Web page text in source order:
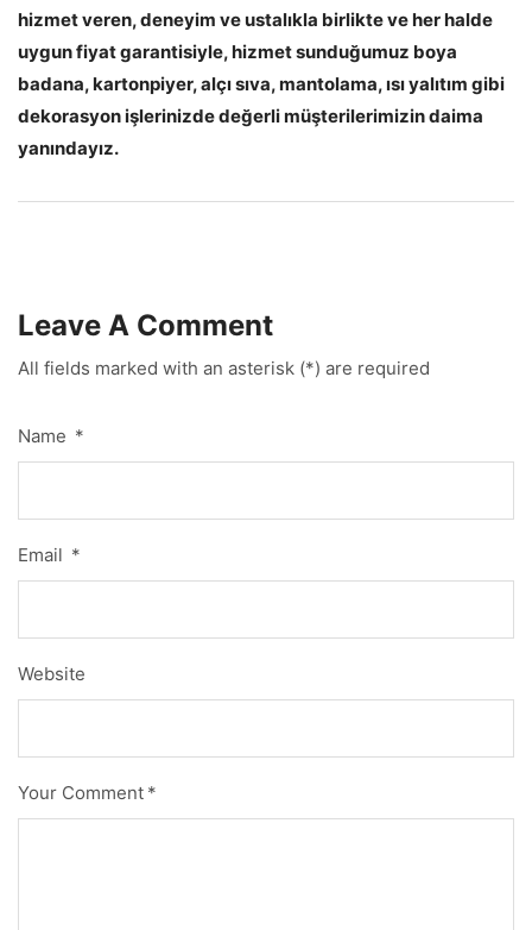
hizmet veren, deneyim ve ustalıkla birlikte ve her halde
uygun fiyat garantisiyle, hizmet sunduğumuz boya
badana, kartonpiyer, alçı sıva, mantolama, ısı yalıtım gibi
dekorasyon işlerinizde değerli müşterilerimizin daima
yanındayız.
Leave A Comment
All fields marked with an asterisk (*) are required
Name *
Email *
Website
Your Comment *